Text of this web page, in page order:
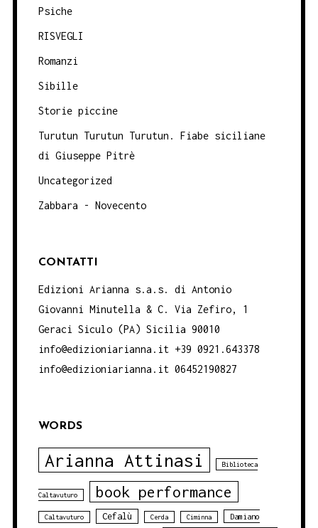
Psiche
RISVEGLI
Romanzi
Sibille
Storie piccine
Turutun Turutun Turutun. Fiabe siciliane
di Giuseppe Pitrè
Uncategorized
Zabbara - Novecento
CONTATTI
Edizioni Arianna s.a.s. di Antonio
Giovanni Minutella & C. Via Zefiro, 1
Geraci Siculo (PA) Sicilia 90010
info@edizioniarianna.it +39 0921.643378
info@edizioniarianna.it 06452190827
WORDS
Arianna Attinasi Biblioteca
Caltavuturo book performance
Caltavuturo Cefalù Cerda Ciminna Damiano